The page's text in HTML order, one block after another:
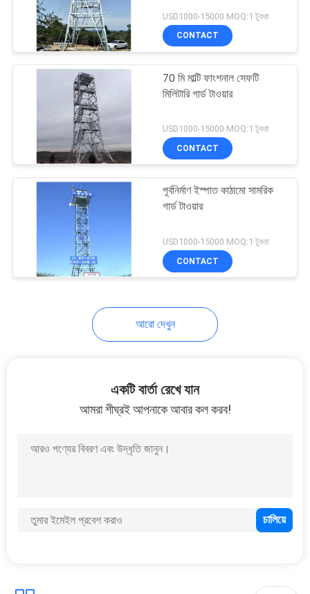
ক্যামোফ্লেজ সেল টাওয়ার
মোবাইল সেল টাওয়ার
দ্রুত মোতায়েন টাওয়ার
USD1000-15000 MOQ:1 টুকরা
CONTACT
70 মি মাল্টি ফাংশনাল সেফটি
মিলিটারি গার্ড টাওয়ার
USD1000-15000 MOQ:1 টুকরা
CONTACT
পূর্বনির্মাণ ইস্পাত কাঠামো সামরিক
গার্ড টাওয়ার
USD1000-15000 MOQ:1 টুকরা
CONTACT
আরো দেখুন
একটি বার্তা রেখে যান
আমরা শীঘ্রই আপনাকে আবার কল করব!